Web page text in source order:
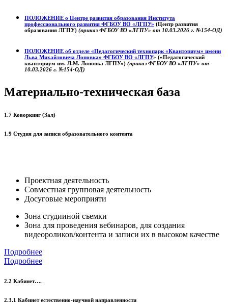
ПОЛОЖЕНИЕ о Центре развития образования Института
профессионального развития ФГБОУ ВО «ЛГПУ» (Центр развития
образования ЛГПУ) (приказ ФГБОУ ВО «ЛГПУ» от 10.03.2026 г. №154-ОД)
ПОЛОЖЕНИЕ об отделе «Педагогический технопарк «Кванториум» имени
Льва Михайловича Лоповка» ФГБОУ ВО «ЛГПУ» («Педагогический
кванториум им. Л.М. Лоповка ЛГПУ») (приказ ФГБОУ ВО «ЛГПУ» от
10.03.2026 г. №154-ОД)
Материально-техническая база
1.7 Коворкинг (Зал)
1.9 Студия для записи образовательного контента
Проектная деятельность
Совместная групповая деятельность
Досуговые мероприяти
Зона студииной съемки
Зона для проведения вебинаров, для создания
видеороликов/контента и записи их в высоком качестве
Подробнее
Подробнее
2.2 Кабинет….
2.3.1 Кабинет естественно-научной направленности